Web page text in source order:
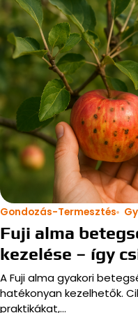
Gondozás-Termesztés
Fuji alma
kezelése – így
A Fuji alma gyakori
hatékonyan kezelhetők.
praktikákat,…